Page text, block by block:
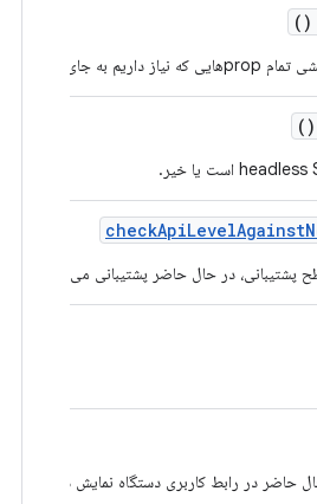
()
()
checkApiLevelAgainst
در حال حاضر پشتیبانی می‌شود یا خیر.
حاضر در رابط کاربری دستگاه نمایش داده می‌شود.